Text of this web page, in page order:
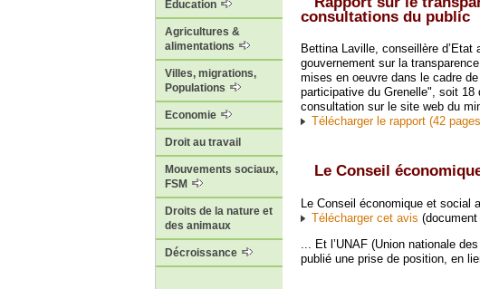
Education
Agricultures &
alimentations
Villes, migrations,
Populations
Economie
Droit au travail
Mouvements sociaux,
FSM
Droits de la nature et
des animaux
Décroissance
consultations du public
Bettina Laville, conseillère d’Etat
gouvernement sur la
mises en oeuvre dans le cadre
participative du Grenelle", soit
consultation sur le site web du
Télécharger le rapport (42
Le Conseil
Le Conseil économique et social
Télécharger cet avis (document
... Et l’UNAF (Union nationale
publié une prise de position, en